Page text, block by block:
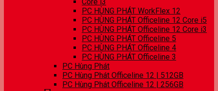
PC HÙNG PHÁT WorkFlex 12
PC HÙNG PHÁT Officeline 12 Core i5
PC HÙNG PHÁT Officeline 12 Core i3
PC HÙNG PHÁT Officeline 5
PC HÙNG PHÁT Officeline 4
PC HÙNG PHÁT Officeline 3
PC Hùng Phát
PC Hùng Phát Officeline 12 | 512GB
PC Hùng Phát Officeline 12 | 256GB